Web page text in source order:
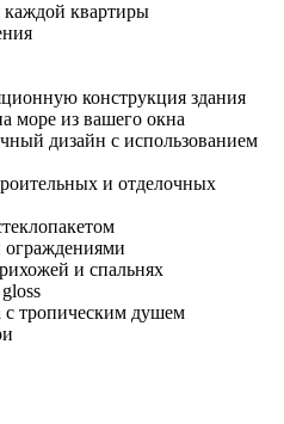
каждой квартиры
конструкция здания
море из вашего окна
дизайн с использованием
и отделочных
ограждениями
и спальнях
с тропическим душем